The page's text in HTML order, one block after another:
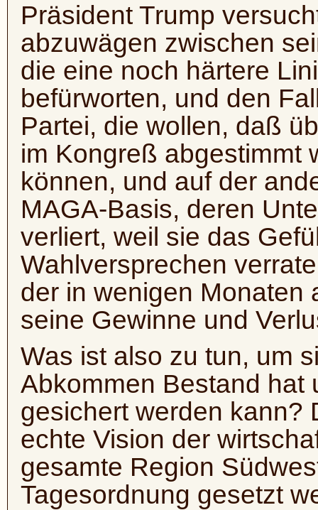
Präsident Trump
abzuwägen zwischen
die eine noch härtere
befürworten, und den
Partei, die wollen, daß
im Kongreß abgestimmt
können, und auf der
MAGA-Basis, deren
verliert, weil sie das
Wahlversprechen
der in wenigen Monaten
seine Gewinne und
Was ist also zu tun, um
Abkommen Bestand hat
gesichert werden kann?
echte Vision der
gesamte Region
Tagesordnung gesetzt